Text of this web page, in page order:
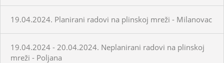
19.04.2024. Planirani radovi na plinskoj mreži - Milanovac
19.04.2024 - 20.04.2024. Neplanirani radovi na plinskoj
mreži - Poljana